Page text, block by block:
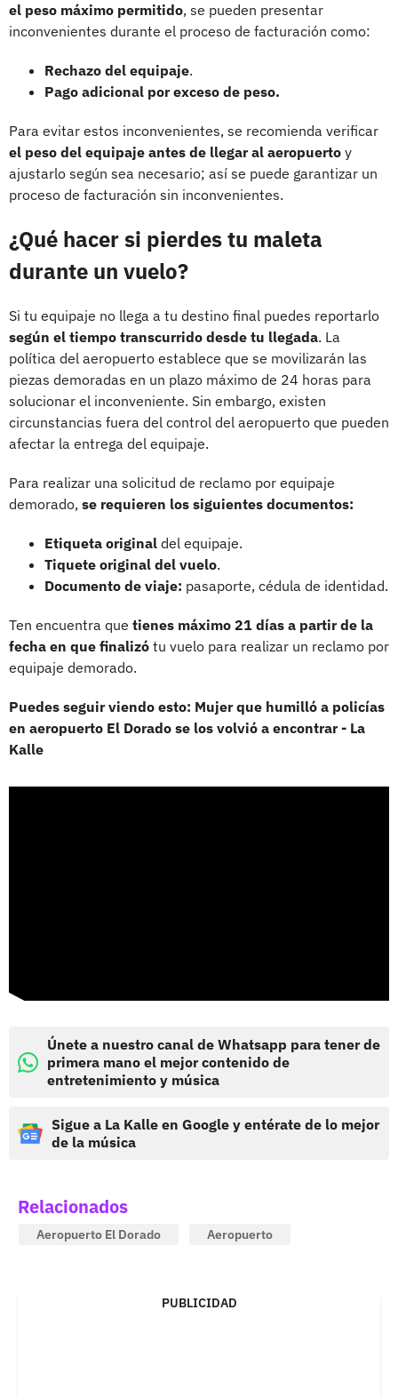
el peso máximo permitido, se pueden presentar
inconvenientes durante el proceso de facturación como:
Rechazo del equipaje.
Pago adicional por exceso de peso.
Para evitar estos inconvenientes, se recomienda verificar
el peso del equipaje antes de llegar al aeropuerto y
ajustarlo según sea necesario; así se puede garantizar un
proceso de facturación sin inconvenientes.
¿Qué hacer si pierdes tu maleta
durante un vuelo?
Si tu equipaje no llega a tu destino final puedes reportarlo
según el tiempo transcurrido desde tu llegada. La
política del aeropuerto establece que se movilizarán las
piezas demoradas en un plazo máximo de 24 horas para
solucionar el inconveniente. Sin embargo, existen
circunstancias fuera del control del aeropuerto que pueden
afectar la entrega del equipaje.
Para realizar una solicitud de reclamo por equipaje
demorado, se requieren los siguientes documentos:
Etiqueta original del equipaje.
Tiquete original del vuelo.
Documento de viaje: pasaporte, cédula de identidad.
Ten encuentra que tienes máximo 21 días a partir de la
fecha en que finalizó tu vuelo para realizar un reclamo por
equipaje demorado.
Puedes seguir viendo esto: Mujer que humilló a policías
en aeropuerto El Dorado se los volvió a encontrar - La
Kalle
Únete a nuestro canal de Whatsapp para tener de
primera mano el mejor contenido de
entretenimiento y música
Sigue a La Kalle en Google y entérate de lo mejor
de la música
Relacionados
Aeropuerto El Dorado Aeropuerto
PUBLICIDAD